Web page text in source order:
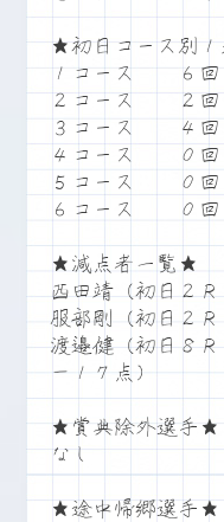
★初日コース別
１コース ６回
２コース ２回
３コース ４回
４コース ０回
５コース ０回
６コース ０回
★減点者一覧★
西田靖（初日２
服部剛（初日２Ｒ
渡邉健（初日８
－１７点）
★賞典除外選手★
なし
★途中帰郷選手★